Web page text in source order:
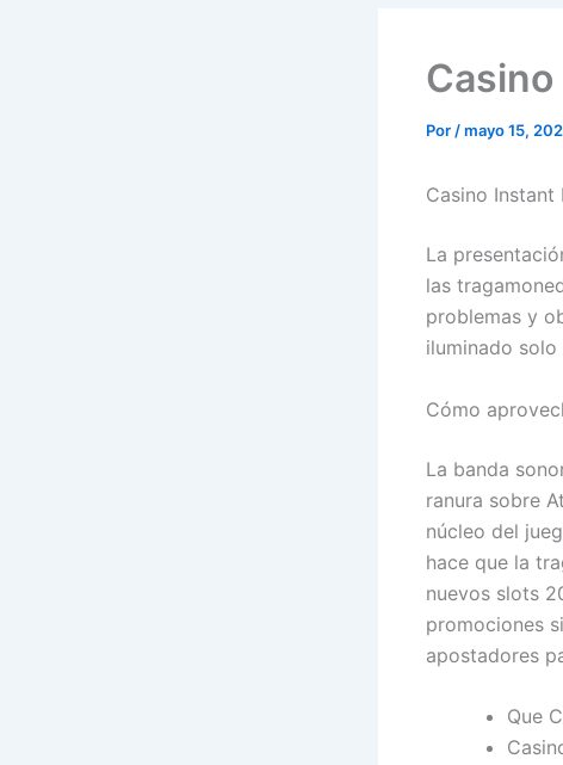
Por /mayo 15,
Casino Instant
La
las
problemas y
iluminado
Cómo
La banda
ranura sobre
núcleo del
hace que la
nuevos slots
promociones
apostadores
Que